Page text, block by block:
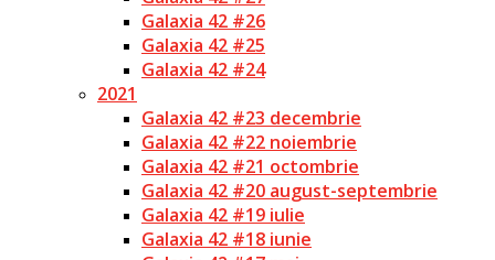
Galaxia 42 #26
Galaxia 42 #25
Galaxia 42 #24
2021
Galaxia 42 #23 decembrie
Galaxia 42 #22 noiembrie
Galaxia 42 #21 octombrie
Galaxia 42 #20 august-septembrie
Galaxia 42 #19 iulie
Galaxia 42 #18 iunie